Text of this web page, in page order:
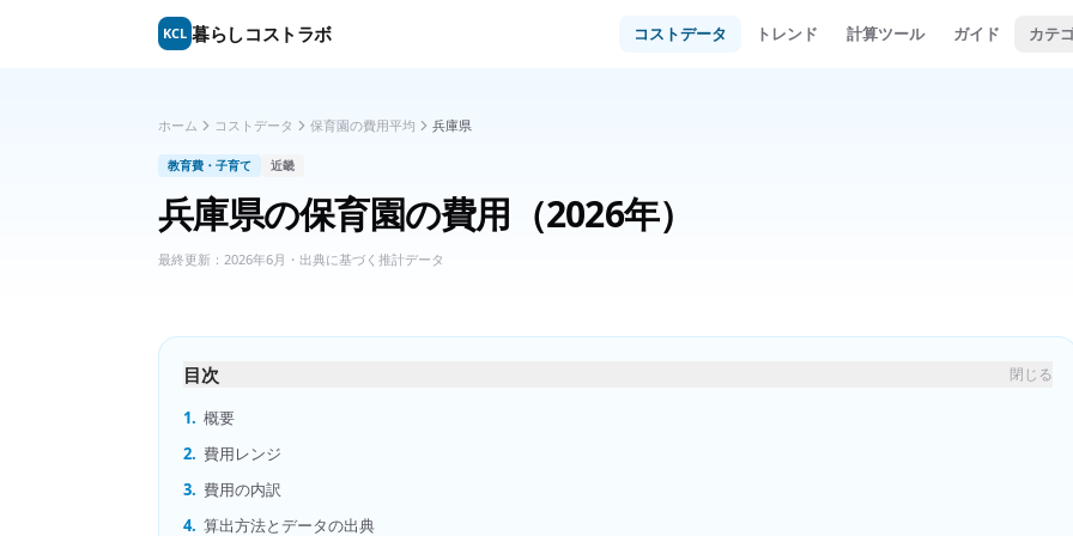
KCL 暮らしコストラボ コストデータ トレンド 計算ツール ガイド カテ
ホーム コストデータ 保育園の費用平均 兵庫県
教育費・子育て 近畿
兵庫県の保育園の費用 （2026年）
最終更新： 2026年6月 ・出典に基づく推計データ
目次 閉じる
1. 概要
2. 費用レンジ
3. 費用の内訳
4. 算出方法とデータの出典